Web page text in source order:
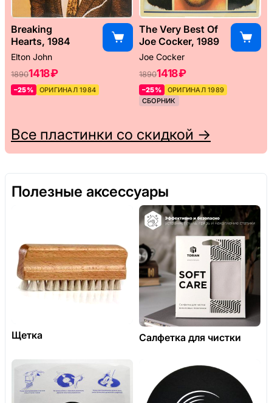
Breaking
Hearts, 1984
Elton John
18901418 ₽
–25% ОРИГИНАЛ 1984
The Very Best Of
Joe Cocker, 1989
Joe Cocker
18901418 ₽
–25%
ОРИГИНАЛ 1989
СБОРНИК
Все пластинки со скидкой →
Полезные аксессуары
Щетка Салфетка для чистки